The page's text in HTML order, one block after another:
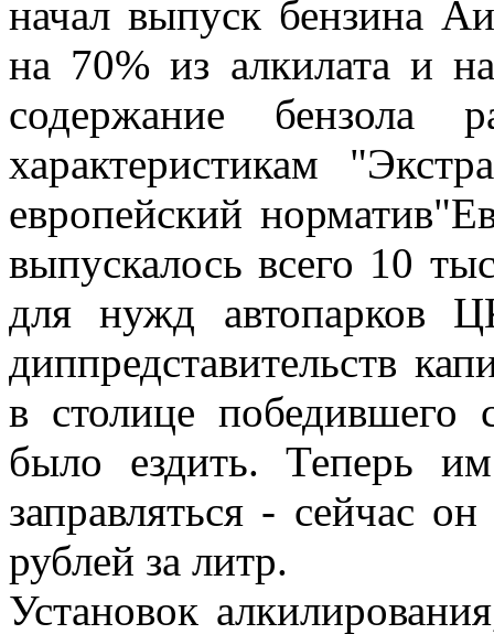
начал выпуск бензина
на 70% из алкилата и
содержание
характеристикам
европейский
выпускалось всего 10
для нужд
диппредставительств
в столице
было ездить. Теперь
заправляться - сейчас
рублей за литр.
Установок